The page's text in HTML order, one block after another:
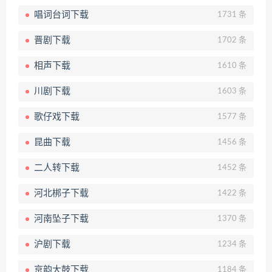
唱词台词下载 1731 条
晋剧下载 1702 条
相声下载 1610 条
川剧下载 1603 条
歌仔戏下载 1577 条
昆曲下载 1456 条
二人转下载 1452 条
河北梆子下载 1422 条
河南坠子下载 1370 条
沪剧下载 1234 条
京韵大鼓下载 1184 条